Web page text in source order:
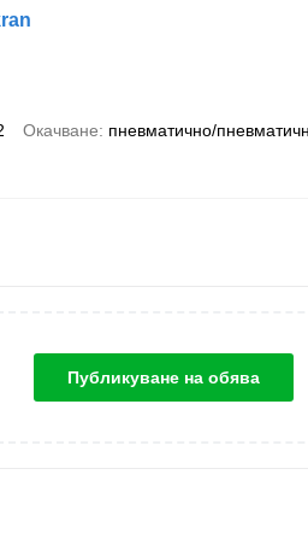
Окачване пневматично/
Публикуване на обява